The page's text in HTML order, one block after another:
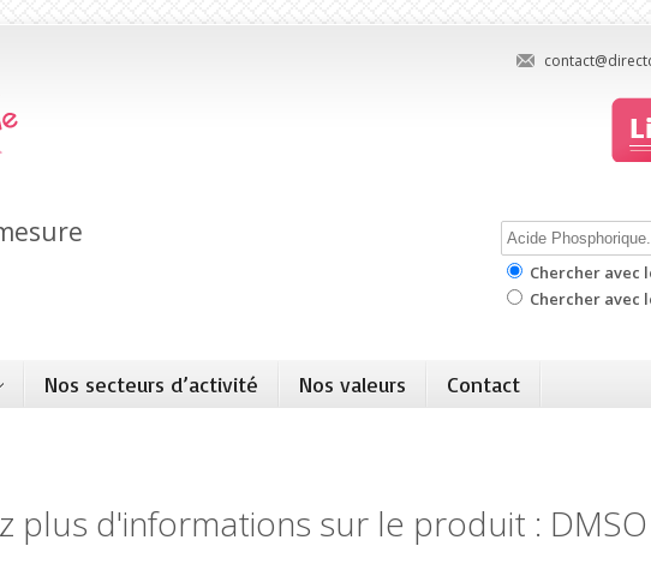
Chercher avec
Chercher avec
Nos secteurs d’activité Nos valeurs Contact
plus d'informations sur le produit : DMSO